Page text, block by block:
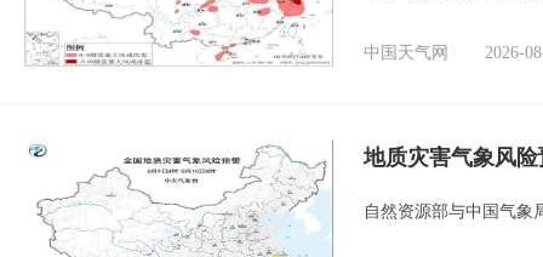
中国天气网 2026-
地质灾害气象风
自然资源部与中国气象